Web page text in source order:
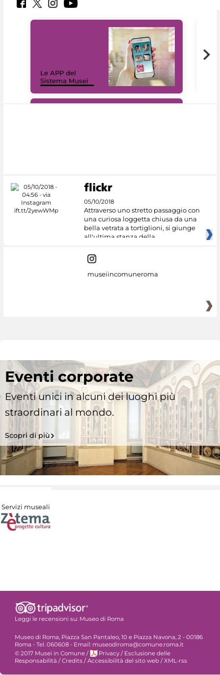
Le APP del
Sistema Musei
05/10/2018
Attraverso uno stretto passaggio con
una curiosa loggetta chiusa da una
bella vetrata a tortiglioni, si giunge
all'ultima stanza della
museiincomuneroma
Eventi corporate
Eventi unici in alcuni dei luoghi più
straordinari al mondo.
Scopri di più
Servizi museali
Leggi le recensioni su: Museo di Roma
Museo di Roma, Piazza San Pantaleo, 10 e Piazza Navona, 2 - 00186
Roma - Tel. 060608 - Email: museodiroma@comune.roma.it
© 2017 Musei in Comune / Privacy / Esclusione delle
Responsabilità / Credits / Accessibilità del sito web / XML-rss